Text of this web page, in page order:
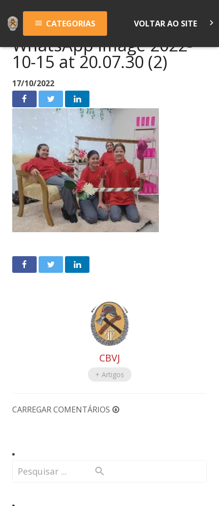
menu CATEGORIAS VOLTAR AO SITE keyboard_arrow_right
WhatsApp Image 2022-
10-15 at 20.07.30 (2)
17/10/2022
CBVJ
+ Artigos
CARREGAR COMENTÁRIOS